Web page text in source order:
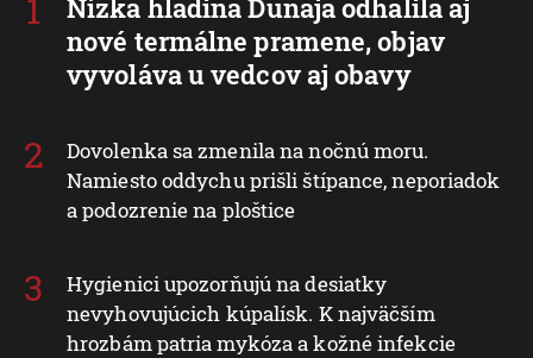
Nízka hladina Dunaja odhalila aj
nové termálne pramene, objav
vyvoláva u vedcov aj obavy
Dovolenka sa zmenila na nočnú moru.
Namiesto oddychu prišli štípance, neporiadok
a podozrenie na ploštice
Hygienici upozorňujú na desiatky
nevyhovujúcich kúpalísk. K najväčším
hrozbám patria mykóza a kožné infekcie